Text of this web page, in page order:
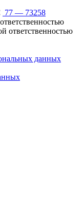
77 — 73258
ответственностью
данных